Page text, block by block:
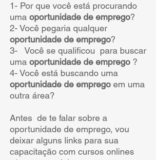
1- Por que você está procurando
uma oportunidade de emprego?
2- Você pegaria qualquer
oportunidade de emprego?
3- Você se qualificou para buscar
uma oportunidade de emprego ?
4- Você está buscando uma
oportunidade de emprego em uma
outra área?
Antes de te falar sobre a
oportunidade de emprego, vou
deixar alguns links para sua
capacitação com cursos onlines